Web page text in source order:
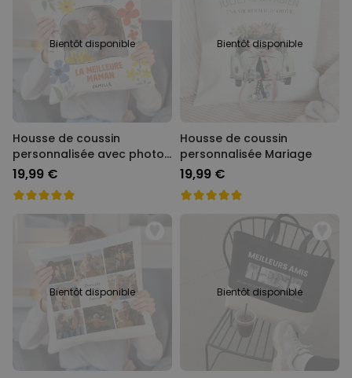
Bientôt disponible
Housse de coussin
personnalisée avec photo
et texte
19,99 €
Bientôt disponible
Housse de coussin
personnalisée Mariage
19,99 €
Bientôt disponible Bientôt disponible